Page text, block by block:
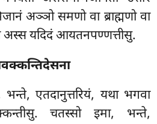
अञ्ञो समणो वा ब्राह्मणो वा
अस्स यदिदं आयतनपण्णत्तीसु.
एतदानुत्तरियं, यथा भगवा
चतस्सो इमा, भन्ते,